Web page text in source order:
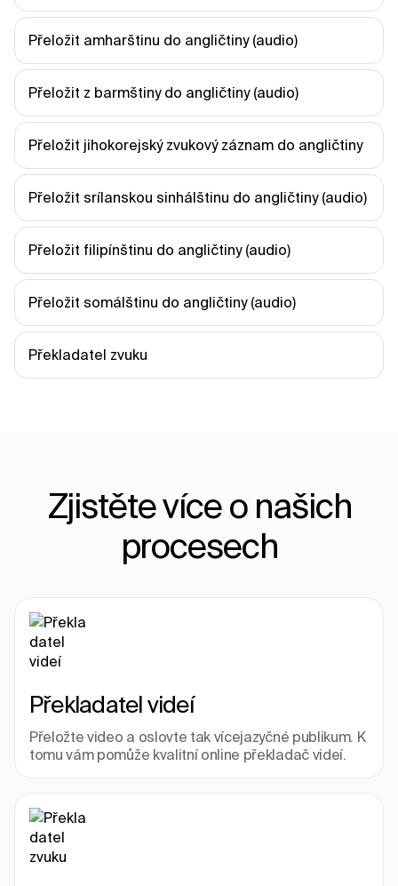
Přeložit amharštinu do angličtiny (audio)
Přeložit z barmštiny do angličtiny (audio)
Přeložit jihokorejský zvukový záznam do angličtiny
Přeložit srílanskou sinhálštinu do angličtiny (audio)
Přeložit filipínštinu do angličtiny (audio)
Přeložit somálštinu do angličtiny (audio)
Překladatel zvuku
Zjistěte více o našich
procesech
Překladatel videí
Přeložte video a oslovte tak vícejazyčné publikum. K
tomu vám pomůže kvalitní online překladač videí.